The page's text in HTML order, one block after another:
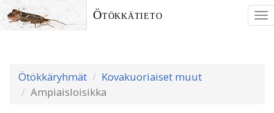
Ötökkätieto
Ötökkäryhmät
Kovakuoriaiset muut
Ampiaisloisikka